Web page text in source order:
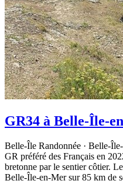
GR34 à Belle-Île-
Belle-Île Randonnée · Belle-
GR préféré des Français en
bretonne par le sentier côtier.
Belle-Île-en-Mer sur 85 km de